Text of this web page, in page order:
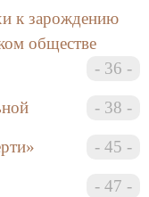
апокалипти-
говорить
Мягкотелый
и
Его продукты в
к зарождению
обществе
36
38
45
47